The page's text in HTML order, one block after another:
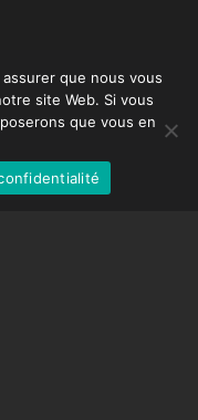
que nous vous
site Web. Si vous
que vous en
French
German
Spanish